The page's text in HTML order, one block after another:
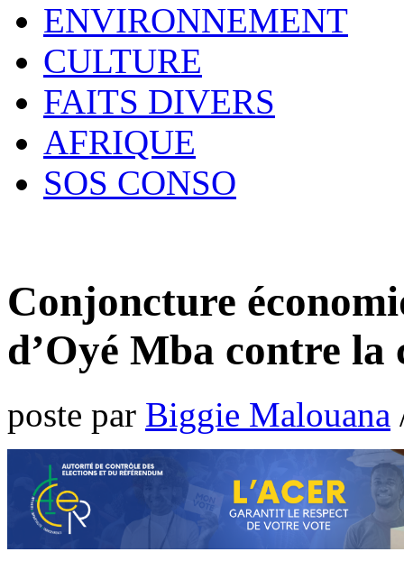
ENVIRONNEMENT
CULTURE
FAITS DIVERS
AFRIQUE
SOS CONSO
Conjoncture
d’Oyé Mba contre la
poste par Biggie Malouana